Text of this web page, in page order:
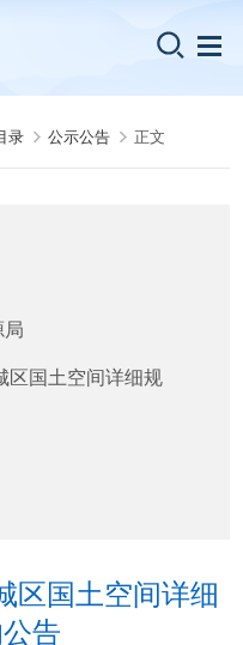
录 公示公告 正文
局
区国土空间详细规
区国土空间详细
告